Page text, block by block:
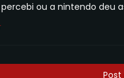
ou a nintendo deu